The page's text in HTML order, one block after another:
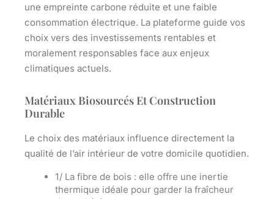
une empreinte carbone réduite et une faible
consommation électrique. La plateforme guide vos
choix vers des investissements rentables et
moralement responsables face aux enjeux
climatiques actuels.
Matériaux Biosourcés Et Construction
Durable
Le choix des matériaux influence directement la
qualité de l’air intérieur de votre domicile quotidien.
1/ La fibre de bois : elle offre une inertie
thermique idéale pour garder la fraîcheur